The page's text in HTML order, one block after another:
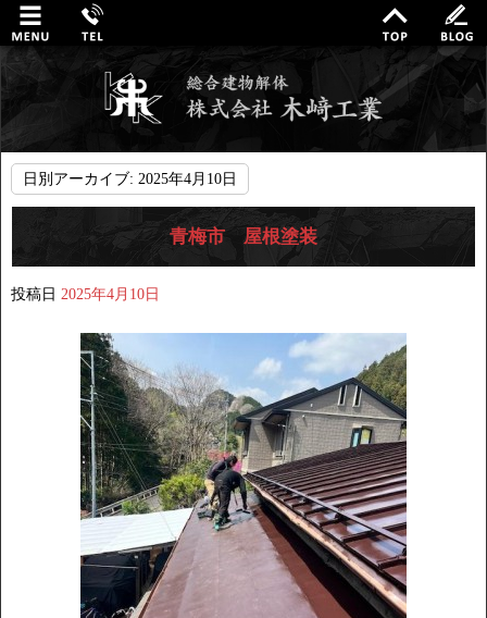
日別アーカイブ: 2025年4月10日
青梅市 屋根塗装
投稿日 2025年4月10日